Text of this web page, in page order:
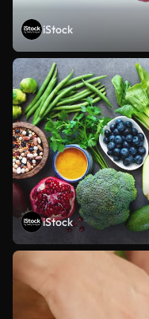
iStock
iStock